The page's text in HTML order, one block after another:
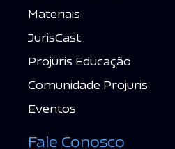
Materiais
JurisCast
Projuris Educação
Comunidade Projuris
Eventos
Fale Conosco